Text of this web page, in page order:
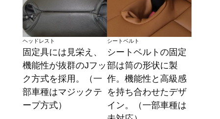
ヘッドレスト
固定具には見栄え、
機能性が抜群のJフッ
ク方式を採用。（一
部車種はマジックテ
ープ方式）
シートベルト
シートベルトの固定
部は筒の形状に製
作。機能性と高級感
を持ち合わせたデザ
イン。（一部車種は